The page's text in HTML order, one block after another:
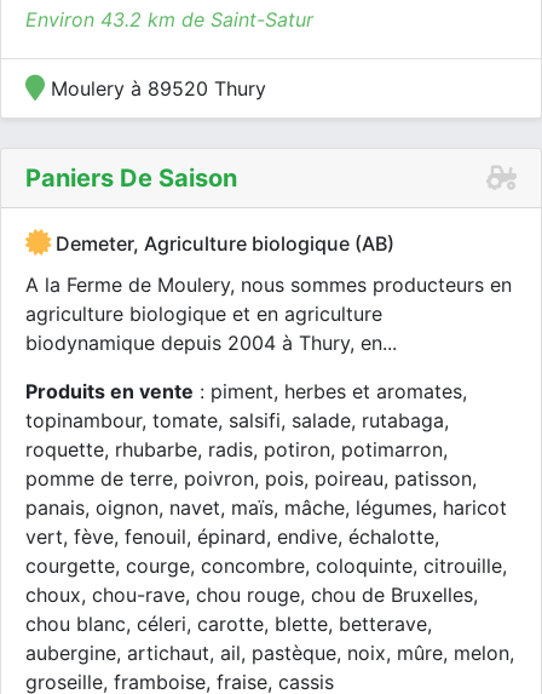
Environ 43.2 km de Saint-Satur
Moulery à 89520 Thury
Paniers De Saison
Demeter, Agriculture biologique (AB)
A la Ferme de Moulery, nous sommes producteurs en
agriculture biologique et en agriculture
biodynamique depuis 2004 à Thury, en...
Produits en vente : piment, herbes et aromates,
topinambour, tomate, salsifi, salade, rutabaga,
roquette, rhubarbe, radis, potiron, potimarron,
pomme de terre, poivron, pois, poireau, patisson,
panais, oignon, navet, maïs, mâche, légumes, haricot
vert, fève, fenouil, épinard, endive, échalotte,
courgette, courge, concombre, coloquinte, citrouille,
choux, chou-rave, chou rouge, chou de Bruxelles,
chou blanc, céleri, carotte, blette, betterave,
aubergine, artichaut, ail, pastèque, noix, mûre, melon,
groseille, framboise, fraise, cassis